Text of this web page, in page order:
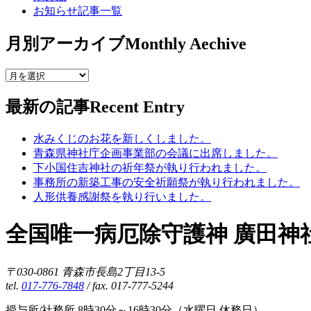
お知らせ記事一覧
月別アーカイブMonthly Aechive
最新の記事Recent Entry
水みくじのお花を新しくしました。
青森県神社庁企画事業部の会議に出席しました。
下小国住吉神社の祈年祭が執り行われました。
事務所の新築工事の安全祈願祭が執り行われました。
人形供養感謝祭を執り行いました。
全国唯一病厄除守護神 廣田神
〒030-0861 青森市長島2丁目13-5
tel. 017-776-7848 / fax. 017-777-5244